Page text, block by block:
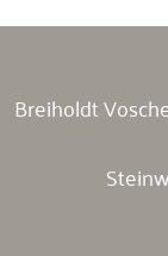
Breiholdt